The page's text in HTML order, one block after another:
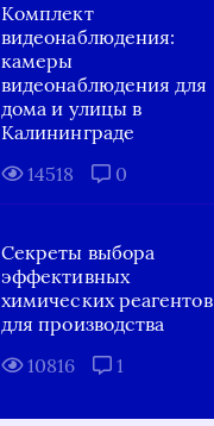
Комплект
видеонаблюдения:
камеры
видеонаблюдения для
дома и улицы в
Калининграде
14518
0
Секреты выбора
эффективных
химических реагентов
для производства
10816
1